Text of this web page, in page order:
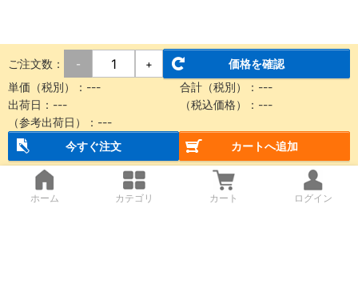
ご注文数： - +
価格を確認
単価（税別）： --- 合計（税別）： ---
出荷日： --- （税込価格）： ---
（参考出荷日）： ---
今すぐ注文
カートへ追加
ホーム カテゴリ カート ログイン